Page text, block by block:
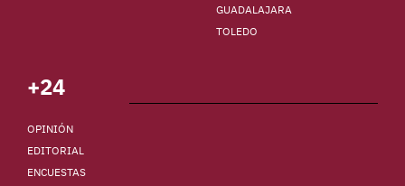
GUADALAJARA
TOLEDO
+24
OPINIÓN
EDITORIAL
ENCUESTAS